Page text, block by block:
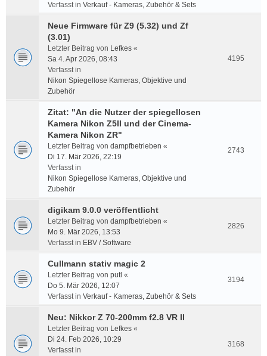
Verfasst in Verkauf - Kameras, Zubehör & Sets
Neue Firmware für Z9 (5.32) und Zf
(3.01)
Letzter Beitrag von Lefkes «
Sa 4. Apr 2026, 08:43
Verfasst in
Nikon Spiegellose Kameras, Objektive und
Zubehör
4195
Zitat: "An die Nutzer der spiegellosen
Kamera Nikon Z5II und der Cinema-
Kamera Nikon ZR"
Letzter Beitrag von dampfbetrieben «
Di 17. Mär 2026, 22:19
Verfasst in
Nikon Spiegellose Kameras, Objektive und
Zubehör
2743
digikam 9.0.0 veröffentlicht
Letzter Beitrag von dampfbetrieben «
Mo 9. Mär 2026, 13:53
Verfasst in EBV / Software
2826
Cullmann stativ magic 2
Letzter Beitrag von putl «
Do 5. Mär 2026, 12:07
Verfasst in Verkauf - Kameras, Zubehör & Sets
3194
Neu: Nikkor Z 70-200mm f2.8 VR II
Letzter Beitrag von Lefkes «
Di 24. Feb 2026, 10:29
Verfasst in
3168